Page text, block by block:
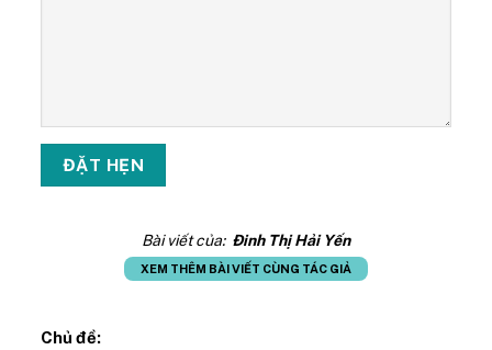
Bài viết của: Đinh Thị Hải Yến
XEM THÊM BÀI VIẾT CÙNG TÁC GIẢ
Chủ đề: